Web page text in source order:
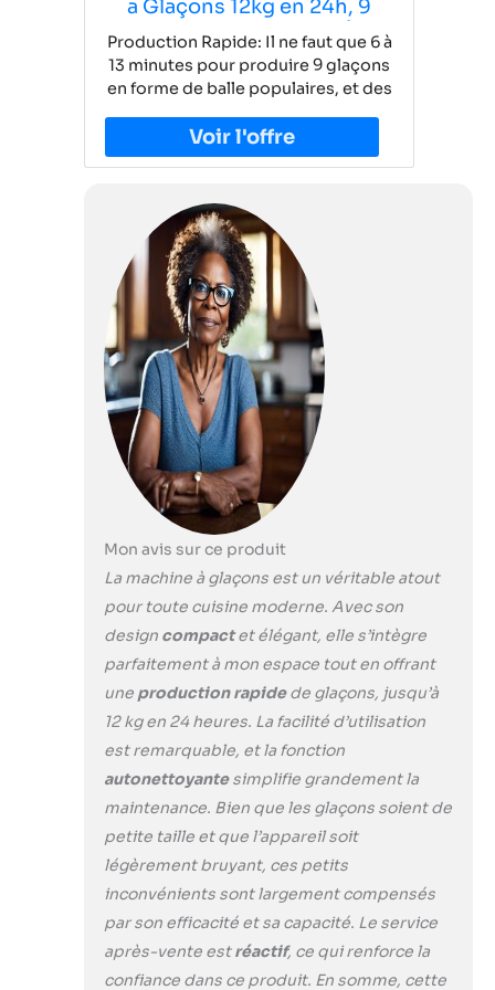
a Glaçons 12kg en 24h, 9
Glaçons par 6 Min, Fenêtre
Panoramique Visible,
Machine à Glace avec Pelle à
Glace et Panie, Silencieuse
avec Fonction
Autonettoyante
Production Rapide: Il ne faut que 6 à
13 minutes pour produire 9 glaçons
en forme de balle populaires, et des
produits chaque jour, de sorte que
vous puissiez obtenir des glaçons
Style à la Mode: La machine à
glaçons dispose d'une grande
fenêtre de visualisation
transparente à travers laquelle le
processus de fabrication de glace
peut être surveillé à tout moment.
Petite machine a glaçons
domestique qui peut être placée
sur la plupart des comptoirs et qui
est également facile à ranger
lorsqu'elle n'est pas utilisée Dureté
Élevée des Glaçons: Les glaçons
produits par les machines à glaçons
ont une dureté élevée et ne fondent
pas facilement. Ils peuvent être
ajoutés à diverses boissons ou
utilisés pour les premiers soins.
Chaque machine à glaçons est
qui vous permet de prendre des
glaçons facilement et de manière
hygiénique Fonctionnement
Intelligent: La conception de
claire, la taille des glaçons peut être
ajustée et l'opération à une touche
peut automatiquement faire de la
glace. Refroidissement à haute
efficacité et faible bruit. Il y a une
couche de mousse devant le panier
de stockage de glace de la machine
à glaçons, ce qui résout le
problème de l'isolation de la glace
et peut stocker les glaçons pendant
Mon avis sur ce produit
La machine à glaçons est un véritable atout
pour toute cuisine moderne. Avec son
design compactet élégant, elle s’intègre
parfaitement à mon espace tout en offrant
une production rapidede glaçons, jusqu’à
12 kg en 24 heures. La facilité d’utilisation
est remarquable, et la fonction
autonettoyantesimplifie grandement la
maintenance. Bien que les glaçons soient de
petite taille et que l’appareil soit
légèrement bruyant, ces petits
inconvénients sont largement compensés
par son efficacité et sa capacité. Le service
après-vente estréactif, ce qui renforce la
confiance dans ce produit. En somme, cette